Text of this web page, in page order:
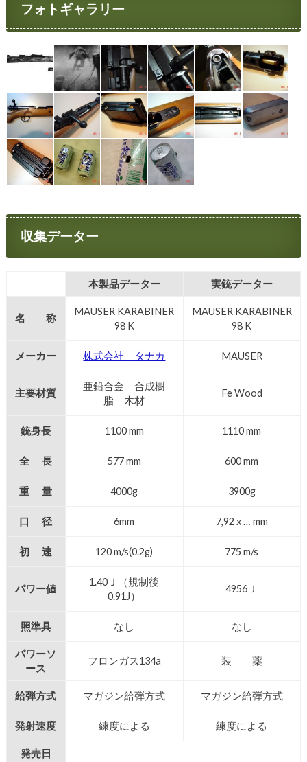
フォトギャラリー
収集データー
本製品データー 実銃データー
名 称
MAUSER KARABINER
98 K
MAUSER KARABINER
98 K
メーカー 株式会社 タナカ MAUSER
主要材質
亜鉛合金 合成樹
脂 木材
Fe Wood
銃身長 1100 mm 1110 mm
全 長 577 mm 600 mm
重 量 4000g 3900g
口 径 6mm 7,92 x … mm
初 速 120 m/s(0.2g) 775 m/s
パワー値
1.40Ｊ（規制後
0.91J）
4956Ｊ
照準具 なし なし
パワーソ
ース
フロンガス134a 装 薬
給弾方式 マガジン給弾方式 マガジン給弾方式
発射速度 練度による 練度による
発売日